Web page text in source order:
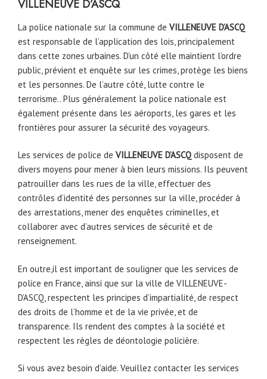
VILLENEUVE D’ASCQ
La police nationale sur la commune de VILLENEUVE D’ASCQ
est responsable de l’application des lois, principalement
dans cette zones urbaines. D’un côté elle maintient l’ordre
public, prévient et enquête sur les crimes, protège les biens
et les personnes. De l’autre côté, lutte contre le
terrorisme.. Plus généralement la police nationale est
également présente dans les aéroports, les gares et les
frontières pour assurer la sécurité des voyageurs.
Les services de police de VILLENEUVE D’ASCQ disposent de
divers moyens pour mener à bien leurs missions. Ils peuvent
patrouiller dans les rues de la ville, effectuer des
contrôles d’identité des personnes sur la ville, procéder à
des arrestations, mener des enquêtes criminelles, et
collaborer avec d’autres services de sécurité et de
renseignement.
En outre,il est important de souligner que les services de
police en France, ainsi que sur la ville de VILLENEUVE-
D’ASCQ, respectent les principes d’impartialité, de respect
des droits de l’homme et de la vie privée, et de
transparence. Ils rendent des comptes à la société et
respectent les règles de déontologie policière.
Si vous avez besoin d’aide. Veuillez contacter les services